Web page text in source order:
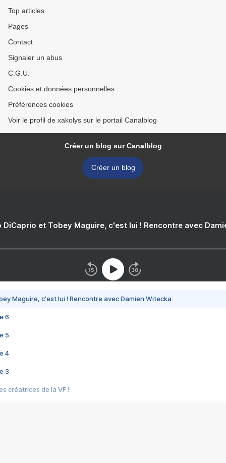
Top articles
Pages
Contact
Signaler un abus
C.G.U.
Cookies et données personnelles
Préférences cookies
Voir le profil de xakolys sur le portail Canalblog
Créer un blog sur Canalblog
Créer un blog
DiCaprio et Tobey Maguire, c'est lui ! Rencontre avec
Maguire, c'est lui ! Rencontre avec Damien Witecka
6
5
4
3
créatrices de la VF !